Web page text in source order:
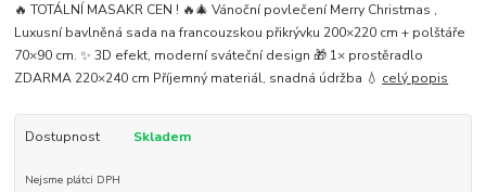
🔥 TOTÁLNÍ MASAKR CEN ! 🔥🎄 Vánoční povlečení Merry Christmas ,
Luxusní bavlněná sada na francouzskou přikrývku 200×220 cm + polštáře
70×90 cm. ✨ 3D efekt, moderní sváteční design 🎁 1× prostěradlo
ZDARMA 220×240 cm Příjemný materiál, snadná údržba 💧 celý popis
Dostupnost Skladem
Nejsme plátci DPH